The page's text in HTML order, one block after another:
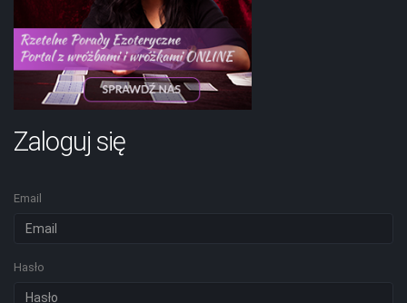
Zaloguj się
Email
Hasło